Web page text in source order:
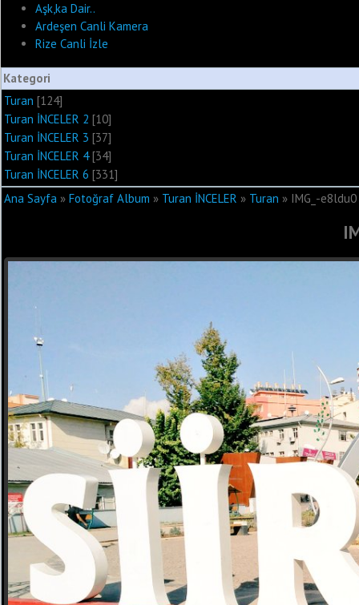
Aşk,ka Dair..
Ardeşen Canli Kamera
Rize Canli İzle
Kategori
Turan [124]
Turan İNCELER 2 [10]
Turan İNCELER 3 [37]
Turan İNCELER 4 [34]
Turan İNCELER 6 [331]
Ana Sayfa » Fotoğraf Album » Turan İNCELER » Turan » IMG_-e8ldu0